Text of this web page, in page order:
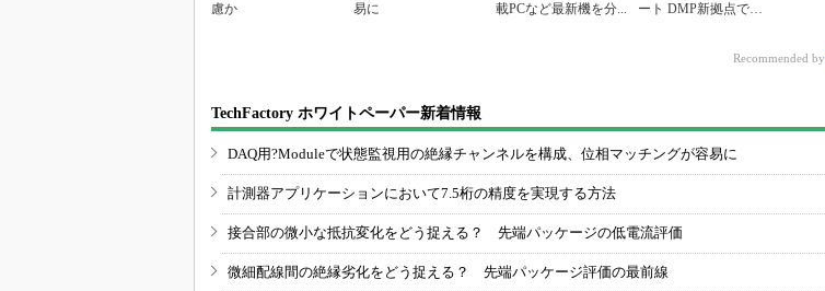
慮か
易に
載PCなど最新機を分...
ート DMP新拠点で展
Recommended by
TechFactory ホワイトペーパー新着情報
DAQ用?Moduleで状態監視用の絶縁チャンネルを構成、位相マッチングが容易に
計測器アプリケーションにおいて7.5桁の精度を実現する方法
接合部の微小な抵抗変化をどう捉える？ 先端パッケージの低電流評価
微細配線間の絶縁劣化をどう捉える？ 先端パッケージ評価の最前線